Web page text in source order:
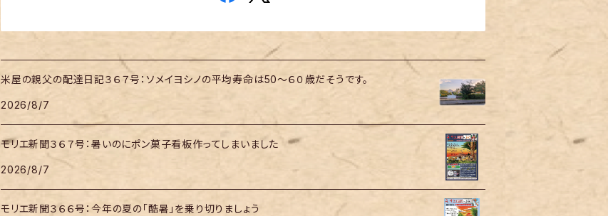
米屋の親父の配達日記３６７号：ソメイヨシノの平均寿命は50～６０歳だそうです。
2026/8/7
モリエ新聞３６７号：暑いのにポン菓子看板作ってしまいました
2026/8/7
モリエ新聞３６６号：今年の夏の「酷暑」を乗り切りましょう